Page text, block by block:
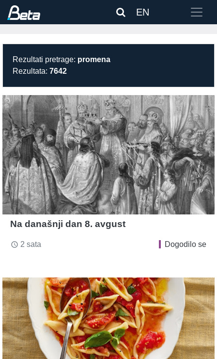
EN
Rezultati pretrage: promena
Rezultata: 7642
Na današnji dan 8. avgust
access_time 2 sata Dogodilo se